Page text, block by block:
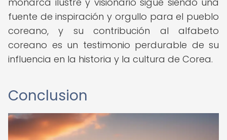
fuente de inspiración y orgullo para el pueblo
coreano, y su contribución al alfabeto
coreano es un testimonio perdurable de su
influencia en la historia y la cultura de Corea.
Conclusion